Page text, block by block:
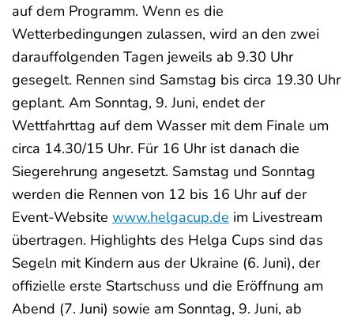
auf dem Programm. Wenn es die
Wetterbedingungen zulassen, wird an den zwei
darauffolgenden Tagen jeweils ab 9.30 Uhr
gesegelt. Rennen sind Samstag bis circa 19.30 Uhr
geplant. Am Sonntag, 9. Juni, endet der
Wettfahrttag auf dem Wasser mit dem Finale um
circa 14.30/15 Uhr. Für 16 Uhr ist danach die
Siegerehrung angesetzt. Samstag und Sonntag
werden die Rennen von 12 bis 16 Uhr auf der
Event-Website www.helgacup.de im Livestream
übertragen. Highlights des Helga Cups sind das
Segeln mit Kindern aus der Ukraine (6. Juni), der
offizielle erste Startschuss und die Eröffnung am
Abend (7. Juni) sowie am Sonntag, 9. Juni, ab